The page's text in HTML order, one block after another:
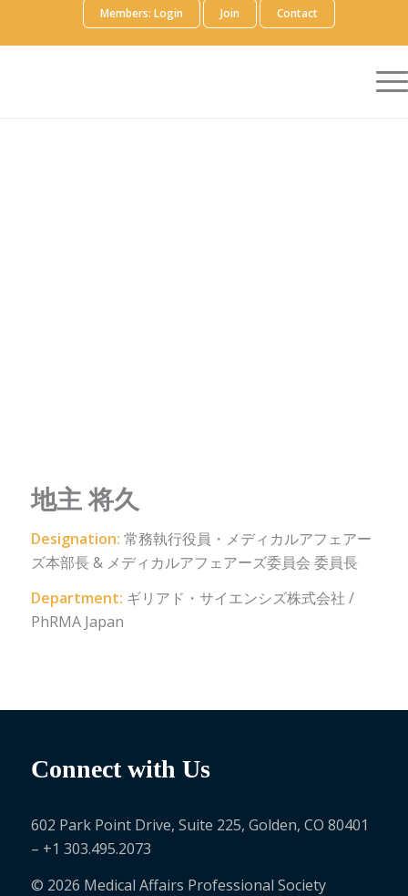
Members: Login Join Contact
地主 将久
Designation: 常務執行役員・メディカルアフェアー
ズ本部長 & メディカルアフェアーズ委員会 委員長
Department: ギリアド・サイエンシズ株式会社 /
PhRMA Japan
Connect with Us
602 Park Point Drive, Suite 225, Golden, CO 80401
– +1 303.495.2073
© 2026 Medical Affairs Professional Society